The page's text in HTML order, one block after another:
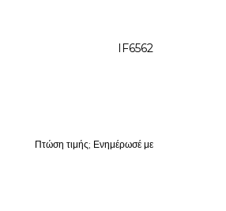
IF6562
Πτώση τιμής; Ενημέρωσέ με